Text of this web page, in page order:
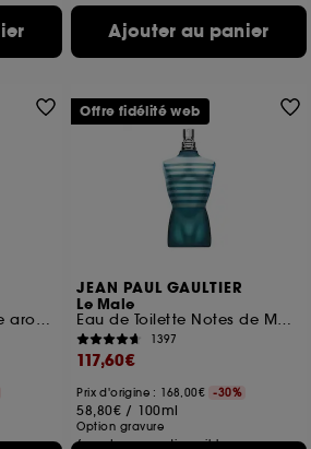
Ajouter au panier
Eau de Parfum fougère aromatique rechargeable pour homme
JEAN PAUL GAULTIER
Le Male
Eau de Toilette Notes de Menthe, Lavande et Vanille
1397
117,60€
Prix d'origine : 168,00€ -30%
58,80€ / 100ml
Option gravure
6 contenances disponibles
Offre fidélité web